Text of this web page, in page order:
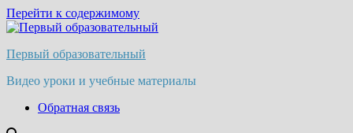
Перейти к содержимому
Первый образовательный
Видео уроки и учебные материалы
Обратная связь